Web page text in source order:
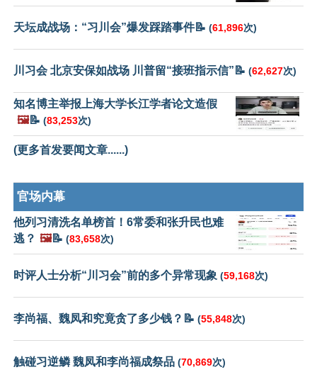
天坛成战场：“习川会”爆发踩踏事件📝 (61,896次)
川习会 北京安保如战场 川普留“接班指示信”📝 (62,627次)
知名博主举报上海大学长江学者论文造假
🖼️📝 (83,253次)
(更多首发要闻文章......)
官场内幕
他列习清洗名单榜首！6常委和张升民也难
逃？ 🖼️📝 (83,658次)
时评人士分析“川习会”前的多个异常现象 (59,168次)
李尚福、魏凤和究竟贪了多少钱？📝 (55,848次)
触碰习逆鳞 魏凤和李尚福成祭品 (70,869次)